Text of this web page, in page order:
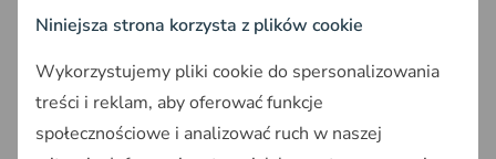
Ministerstwo Klimatu i Środowiska podejmuje
znaczące kroki w celu ochrony zieleni w Polsce. Nowe
przepisy mają zapewnić skuteczniejszą ochronę
Niniejsza strona korzysta z plików cookie
Wykorzystujemy pliki cookie do spersonalizowania
treści i reklam, aby oferować funkcje
społecznościowe i analizować ruch w naszej